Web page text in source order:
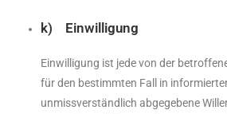
k) Einwilligung
Einwilligung ist jede von der
für den bestimmten Fall in
unmissverständlich abgegebene